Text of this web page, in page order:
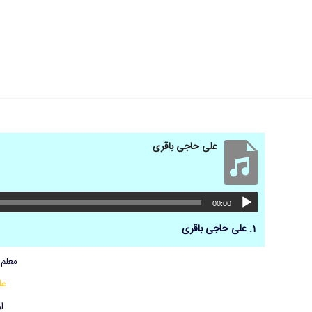
علی حاجی باقری
00:00
1. علی حاجی باقری